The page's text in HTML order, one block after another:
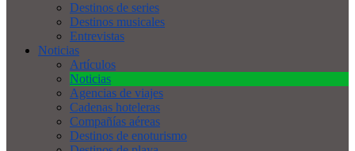
Destinos de series
Destinos musicales
Entrevistas
Noticias
Artículos
Noticias
Agencias de viajes
Cadenas hoteleras
Compañías aéreas
Destinos de enoturismo